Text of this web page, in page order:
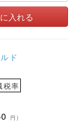
ド
税率
円)